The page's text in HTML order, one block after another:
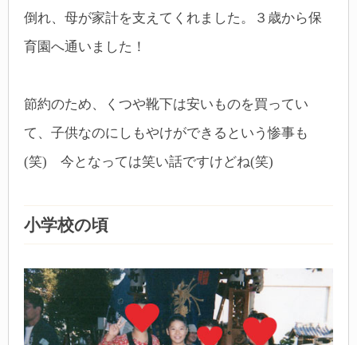
倒れ、母が家計を支えてくれました。３歳から保
育園へ通いました！
節約のため、くつや靴下は安いものを買ってい
て、子供なのにしもやけができるという惨事も
(笑) 今となっては笑い話ですけどね(笑)
小学校の頃